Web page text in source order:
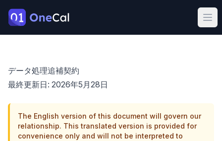
OneCal
データ処理追補契約
最終更新日: 2026年5月28日
The English version of this document will govern our
relationship. This translated version is provided for
convenience only and will not be interpreted to